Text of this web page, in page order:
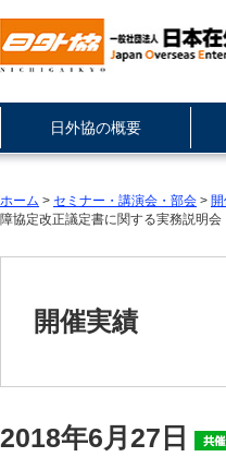
日外協の概要
ホーム > セミナー・講演会・部会 >
障協定改正議定書に関する実務説明会
開催実績
2018年6月27日